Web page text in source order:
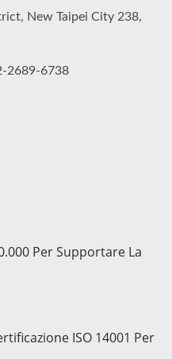
New Taipei City 238,
2689-6738
Per Supportare La
ISO 14001 Per